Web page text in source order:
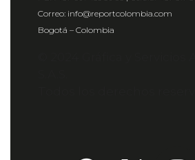
Correo: info@reportcolombia.com
Bogotá – Colombia